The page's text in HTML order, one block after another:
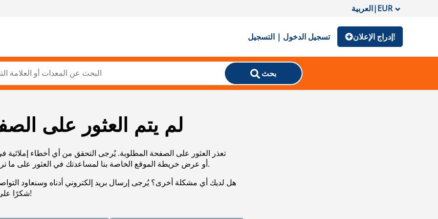
العربية|EUR
تسجيل الدخول | التسجيل إدراج الإعلان!
بحث
لم يتم العثور على
تعذر العثور على الصفحة المطلوبة. يُرجى التحقق من أي أخطاء إملائية
URL، أو عرض خريطة الموقع الخاصة بنا لمساعدتك في العثور على ما تريد.
هل لديك أي مشكلة أخرى؟ يُرجى إرسال بريد إلكتروني أدناه وسنعاود
شكرًا على صبرك!